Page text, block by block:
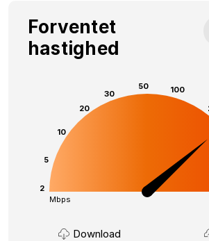
Forventet
hastighed
2
5
10
20
30
50
100
Mbps
Download